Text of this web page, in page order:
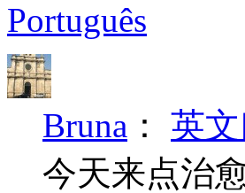
Português
Bruna ： 英
今天来点治